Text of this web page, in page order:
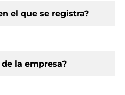
el que se registra?
la empresa?